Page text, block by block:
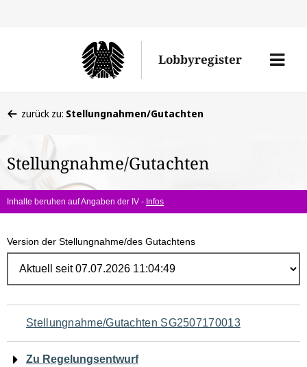
Lobbyregister
Menü
befinden
hier:
zurück zu: Stellungnahmen/Gutachten
Stellungnahme/Gutachten
Inhalte beruhen auf Angaben der IV - Infos
Version der Stellungnahme/des Gutachtens
Navigation
für
Stellungnahme/Gutachten SG2507170013
Zu Regelungsentwurf